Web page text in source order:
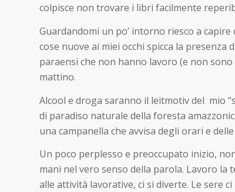
colpisce non trovare i libri facilmente
Guardandomi un po’ intorno riesco a
cose nuove ai miei occhi spicca la presenza
paraensi che non hanno lavoro (e non
mattino.
Alcool e droga saranno il leitmotiv del mio
di paradiso naturale della foresta
una campanella che avvisa degli orari e
Un poco perplesso e preoccupato inizio,
mani nel vero senso della parola. Lavoro la
alle attività lavorative, ci si diverte. Le sere